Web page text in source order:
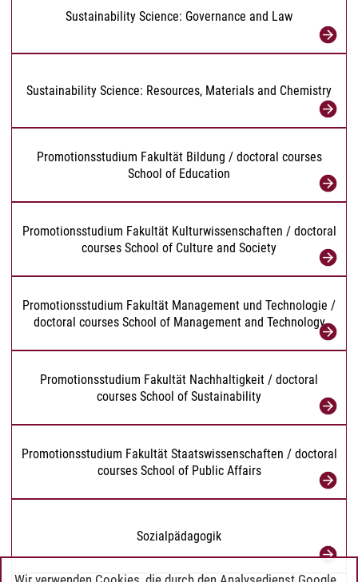
Sustainability Science: Governance and Law
Sustainability Science: Resources, Materials and Chemistry
Promotionsstudium Fakultät Bildung / doctoral courses
School of Education
Promotionsstudium Fakultät Kulturwissenschaften / doctoral
courses School of Culture and Society
Promotionsstudium Fakultät Management und Technologie /
doctoral courses School of Management and Technology
Promotionsstudium Fakultät Nachhaltigkeit / doctoral
courses School of Sustainability
Promotionsstudium Fakultät Staatswissenschaften / doctoral
courses School of Public Affairs
Sozialpädagogik